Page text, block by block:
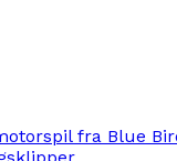
fra Blue